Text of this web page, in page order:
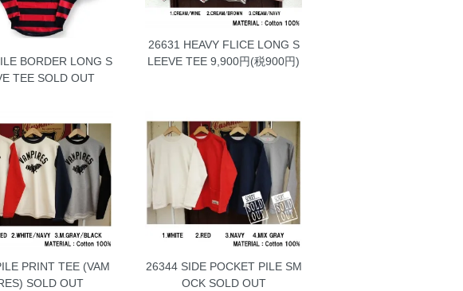
BORDER LONG S
TEE SOLD OUT
26631 HEAVY FLICE LONG S
LEEVE TEE 9,900円(税900円)
PRINT TEE (VAM
SOLD OUT
26344 SIDE POCKET PILE SM
OCKSOLD OUT